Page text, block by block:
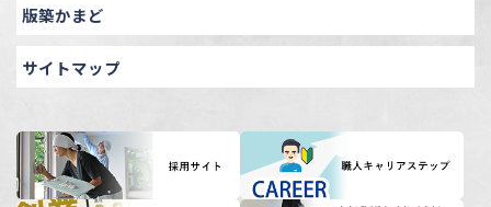
版築かまど
サイトマップ